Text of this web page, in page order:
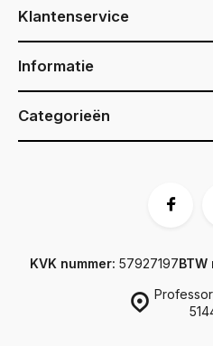
Klantenservice
Informatie
Categorieën
KVK nummer: 57927197BTW